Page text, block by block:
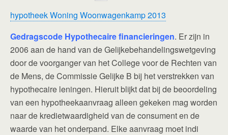
hypotheek Woning Woonwagenkamp 2013
Gedragscode Hypothecaire financieringen. Er zijn in
2006 aan de hand van de Gelijkebehandelingswetgeving
door de voorganger van het College voor de Rechten van
de Mens, de Commissie Gelijke B bij het verstrekken van
hypothecaire leningen. Hieruit blijkt dat bij de beoordeling
van een hypotheekaanvraag alleen gekeken mag worden
naar de kredietwaardigheid van de consument en de
waarde van het onderpand. Elke aanvraag moet indi